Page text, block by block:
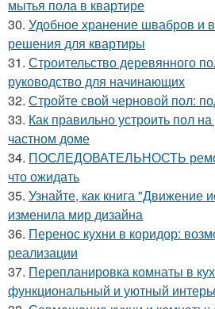
мытья пола в квартире
30. Удобное хранение швабров и
решения для квартиры
31. Строительство деревянного
руководство для начинающих
32. Стройте свой черновой пол:
33. Как правильно устроить пол
частном доме
34. ПОСЛЕДОВАТЕЛЬНОСТЬ
что ожидать
35. Узнайте, как книга "Движение
изменила мир дизайна
36. Перенос кухни в коридор:
реализации
37. Перепланировка комнаты в
функциональный и уютный